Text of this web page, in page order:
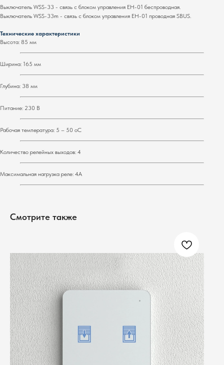
Выключатель WSS-33 - cвязь с блоком управления EH-01 беспроводная.
Выключатель WSS-33m - cвязь с блоком управления EH-01 проводная SBUS.
Технические характеристики
Высота: 85 мм
Ширина: 165 мм
Глубина: 38 мм
Питание: 230 В
Рабочая температура: 5 – 50 оС
Количество релейных выходов: 4
Максимальная нагрузка реле: 4А
Смотрите также